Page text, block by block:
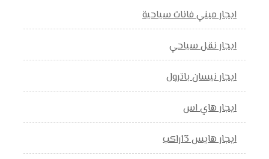
ايجار ميني فانات سياحية
ايجار نقل سياحي
ايجار نيسان باترول
ايجار هاي اس
ايجار هايس 13راكب